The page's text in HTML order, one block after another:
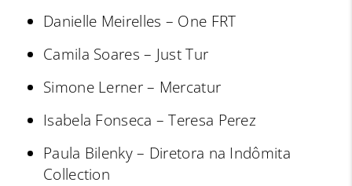
Danielle Meirelles – One FRT
Camila Soares – Just Tur
Simone Lerner – Mercatur
Isabela Fonseca – Teresa Perez
Paula Bilenky – Diretora na Indômita
Collection